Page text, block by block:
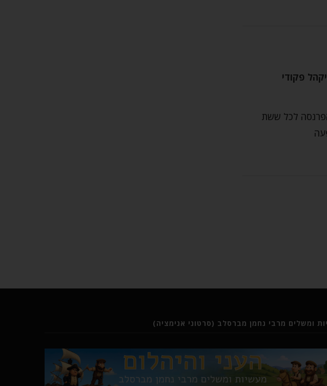
פקודי
לכל ששת
ומשלים מרבי נחמן מברסלב (סרטוני אנימציה)